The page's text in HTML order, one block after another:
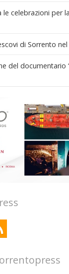
le celebrazioni per
di Sorrento
del documentario